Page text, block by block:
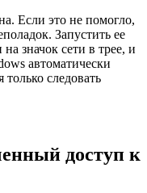
Если это не помогло,
Запустить ее
значок сети в трее, и
автоматически
следовать
доступ к